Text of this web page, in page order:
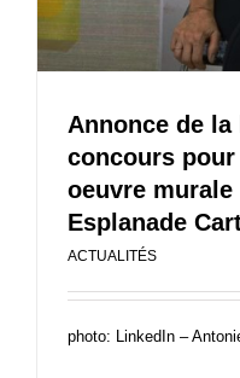
Annonce de la
concours pour
oeuvre
Esplanade
ACTUALITÉS
photo: LinkedIn –